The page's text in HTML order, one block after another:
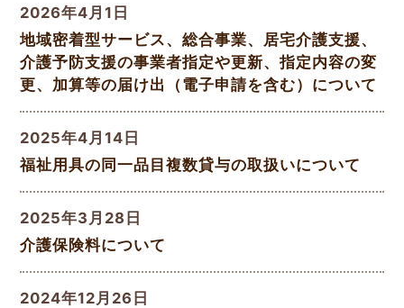
2026年4月1日
地域密着型サービス、総合事業、居宅介護支援、
介護予防支援の事業者指定や更新、指定内容の変
更、加算等の届け出（電子申請を含む）について
2025年4月14日
福祉用具の同一品目複数貸与の取扱いについて
2025年3月28日
介護保険料について
2024年12月26日